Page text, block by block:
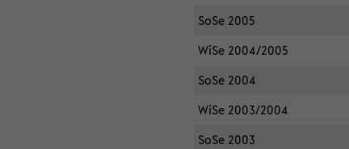
SoSe 2005
WiSe 2004/2005
SoSe 2004
WiSe 2003/2004
SoSe 2003